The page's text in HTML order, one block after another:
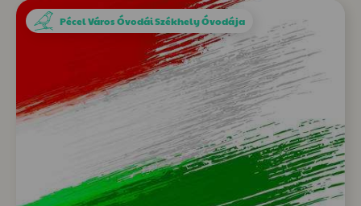
Pécel Város Óvodái Székhely Óvodája